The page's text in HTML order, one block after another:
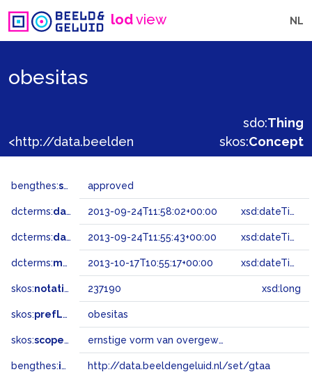
lodview NL
obesitas
sdo:Thing
skos:Concept
bengthes:status approved
dcterms:dateAccepted 2013-09-24T11:58:02+00:00 xsd:dateTime
dcterms:dateSubmitted 2013-09-24T11:55:43+00:00 xsd:dateTime
dcterms:modified 2013-10-17T10:55:17+00:00 xsd:dateTime
skos:notation 237190 xsd:long
skos:prefLabel obesitas
skos:scopeNote ernstige vorm van overgewicht
bengthes:inSet http://data.beeldengeluid.nl/set/gtaa